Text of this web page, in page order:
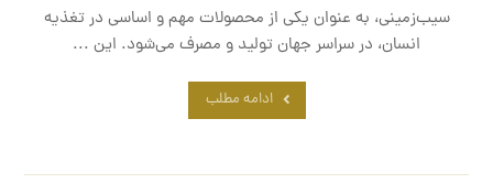
سیب‌زمینی، به عنوان یکی از محصولات مهم و اساسی در تغذیه
انسان، در سراسر جهان تولید و مصرف می‌شود. این ...
ادامه مطلب